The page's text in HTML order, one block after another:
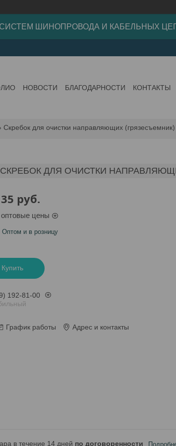
ШИНОПРОВОДА И КАБЕЛЬНЫХ
НОВОСТИ БЛАГОДАРНОСТИ КОНТАКТЫ
Скребок для очистки направляющих (грязесъемник)
СКРЕБОК ДЛЯ ОЧИСТКИ
35 руб.
оптовые цены
Оптом и в розницу
Купить
192-81-00
График работы Адрес и контакты
в течение 14 дней по договоренности